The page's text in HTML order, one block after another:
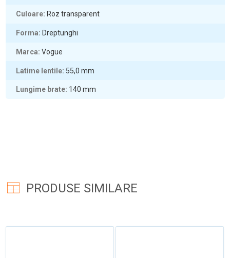
Culoare Roz transparent
Forma Dreptunghi
Marca Vogue
Latime lentile 55,0 mm
Lungime brate 140 mm
PRODUSE SIMILARE